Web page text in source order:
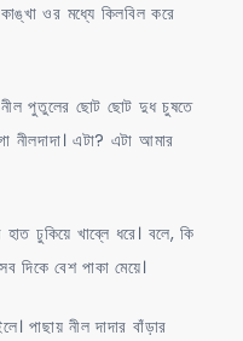
ওর মধ্যে কিলবিল করে
পুতুলের ছোট ছোট দুধ চুষতে
নীলদাদা। এটা? এটা আমার
ঢুকিয়ে খাব্লে ধরে। বলে, কি
বেশ পাকা মেয়ে।
পাছায় নীল দাদার বাঁড়ার